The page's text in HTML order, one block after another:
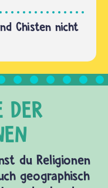
Chisten nicht
du Religionen
geographisch